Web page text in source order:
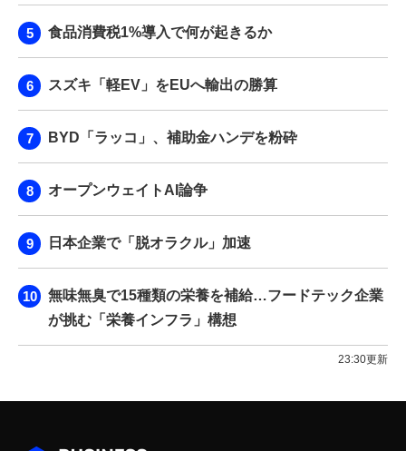
食品消費税1%導入で何が起きるか
スズキ「軽EV」をEUへ輸出の勝算
BYD「ラッコ」、補助金ハンデを粉砕
オープンウェイトAI論争
日本企業で「脱オラクル」加速
無味無臭で15種類の栄養を補給…フードテック企業
が挑む「栄養インフラ」構想
23:30更新